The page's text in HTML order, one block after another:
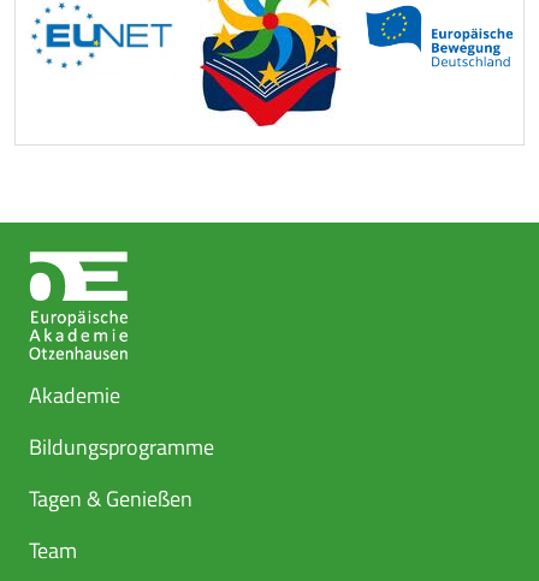
Akademie
Bildungsprogramme
Tagen & Genießen
Team